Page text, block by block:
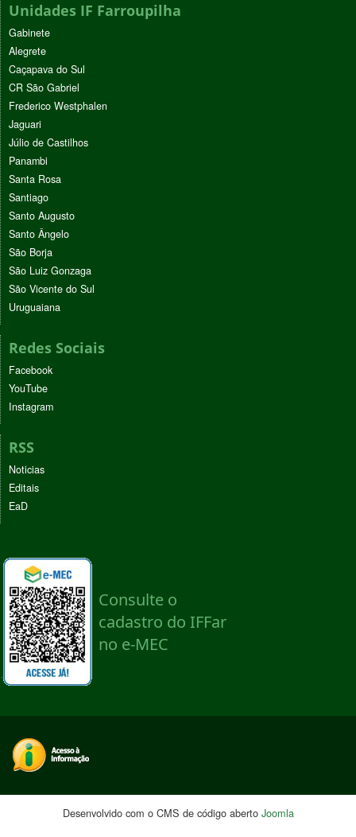
Unidades IF Farroupilha
Gabinete
Alegrete
Caçapava do Sul
CR São Gabriel
Frederico Westphalen
Jaguari
Júlio de Castilhos
Panambi
Santa Rosa
Santiago
Santo Augusto
Santo Ângelo
São Borja
São Luiz Gonzaga
São Vicente do Sul
Uruguaiana
Redes Sociais
Facebook
YouTube
Instagram
RSS
Noticias
Editais
EaD
Desenvolvido com o CMS de código aberto Joomla